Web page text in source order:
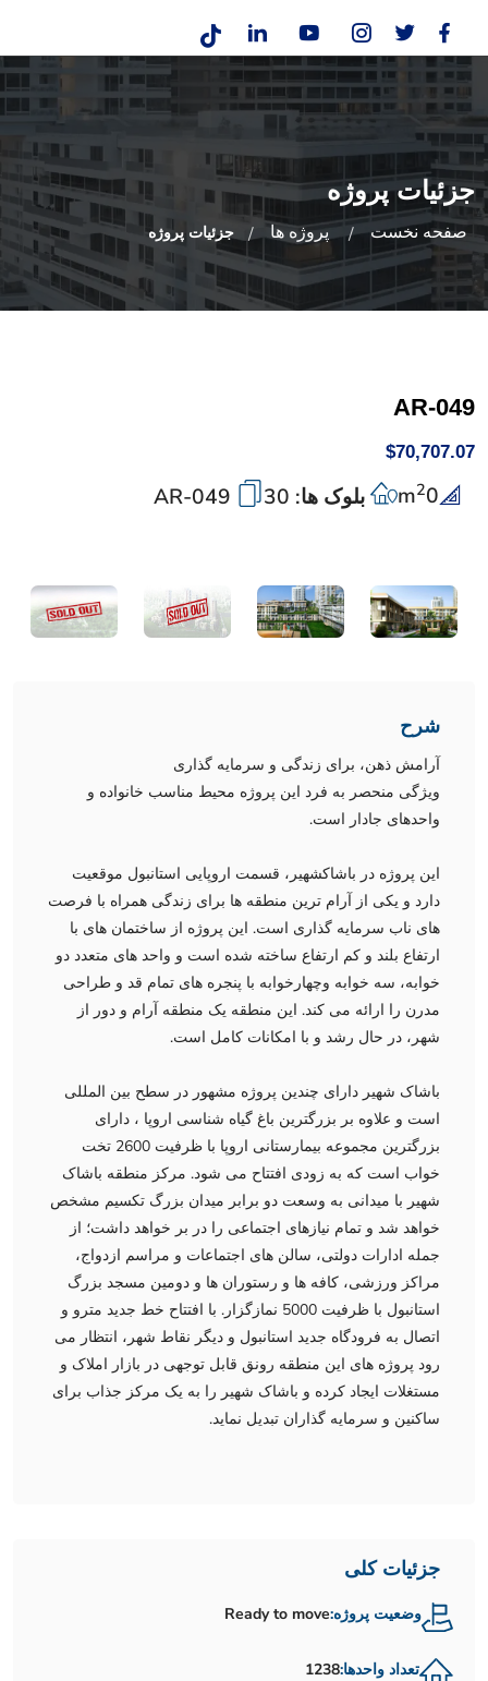
جزئیات پروژه
صفحه نخست پروژه ها جزئیات پروژه
AR-049
$70,707.07
0
m2 بلوک ها: 30
شرح
آرامش ذهن، برای زندگی و سرمایه گذاری
ویژگی منحصر به فرد این پروژه محیط مناسب خانواده و
واحدهای جادار است.
این پروژه در باشاکشهیر، قسمت اروپایی استانبول موقعیت
دارد و یکی از آرام ترین منطقه ها برای زندگی همراه با فرصت
های ناب سرمایه گذاری است. این پروژه از ساختمان های با
ارتفاع بلند و کم ارتفاع ساخته شده است و واحد های متعدد دو
خوابه، سه خوابه وچهارخوابه با پنجره های تمام قد و طراحی
مدرن را ارائه می کند. این منطقه یک منطقه آرام و دور از
شهر، در حال رشد و با امکانات کامل است.
باشاک شهیر دارای چندین پروژه مشهور در سطح بین المللی
است و علاوه بر بزرگترین باغ گیاه شناسی اروپا ، دارای
بزرگترین مجموعه بیمارستانی اروپا با ظرفیت 2600 تخت
خواب است که به زودی افتتاح می شود. مرکز منطقه باشاک
شهیر با میدانی به وسعت دو برابر میدان بزرگ تکسیم مشخص
خواهد شد و تمام نیازهای اجتماعی را در بر خواهد داشت؛ از
جمله ادارات دولتی، سالن های اجتماعات و مراسم ازدواج،
مراکز ورزشی، کافه ها و رستوران ها و دومین مسجد بزرگ
استانبول با ظرفیت 5000 نمازگزار. با افتتاح خط جدید مترو و
اتصال به فرودگاه جدید استانبول و دیگر نقاط شهر، انتظار می
رود پروژه های این منطقه رونق قابل توجهی در بازار املاک و
مستغلات ایجاد کرده و باشاک شهیر را به یک مرکز جذاب برای
ساکنین و سرمایه گذاران تبدیل نماید.
جزئیات کلی
وضعیت پروژه:Ready to move
تعداد واحدها:1238